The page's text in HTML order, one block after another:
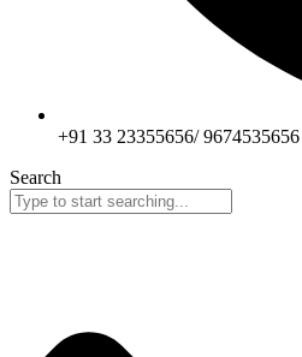
+91 33 23355656/ 9674535656
Search